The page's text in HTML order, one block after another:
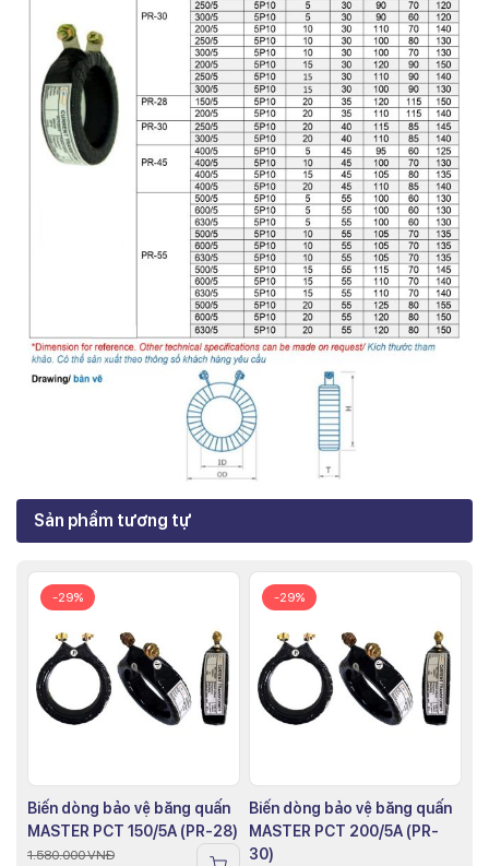
Sản phẩm tương tự
-29%
Biến dòng bảo vệ băng quấn
MASTER PCT 150/5A (PR-28)
1.580.000VNĐ
-29%
Biến dòng bảo vệ băng quấn
MASTER PCT 200/5A (PR-
30)